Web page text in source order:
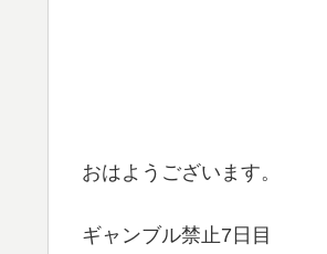
おはようございます。
ギャンブル禁止7日目